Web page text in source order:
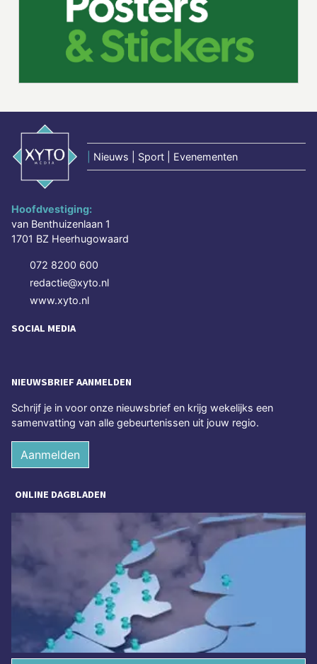
Nieuws | Sport | Evenementen
Hoofdvestiging:
van Benthuizenlaan 1
1701 BZ Heerhugowaard
072 8200 600
redactie@xyto.nl
www.xyto.nl
SOCIAL MEDIA
NIEUWSBRIEF AANMELDEN
Schrijf je in voor onze nieuwsbrief en krijg wekelijks een
samenvatting van alle gebeurtenissen uit jouw regio.
Aanmelden
ONLINE DAGBLADEN